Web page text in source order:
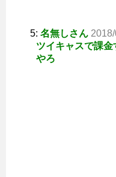
5: 名無しさん
ツイキャスで課
やろ